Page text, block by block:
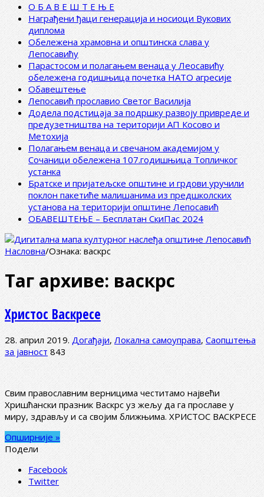
О Б А В Е Ш Т Е Њ Е
Награђени ђаци генерација и носиоци Вукових
диплома
Обележена храмовна и општинска слава у
Лепосавићу
Парастосом и полагањем венаца у Леосавићу
обележена годишњица почетка НАТО агресије
Обавештење
Лепосавић прославио Светог Василија
Додела подстицаја за подршку развоју привреде и
предузетништва на територији АП Косово и
Метохија
Полагањем венаца и свечаном академијом у
Сочаници обележена 107.годишњица Топличког
устанка
Братске и пријатељске општине и грдови уручили
поклон пакетиће малишанима из предшколских
установа на територији општине Лепосавић
ОБАВЕШТЕЊЕ – Бесплатан СкиПас 2024
Насловна/Ознака: васкрс
Таг архиве:васкрс
Христос Васкресе
28. април 2019. Догађаји, Локална самоуправа,Саопштења
за јавност 843
Свим православним верницима честитамо највећи
Хришћански празник Васкрс уз жељу да га прославе у
миру, здрављу и са својим ближњима. ХРИСТОС ВАСКРЕСЕ
Опширније »
Подели
Facebook
Twitter